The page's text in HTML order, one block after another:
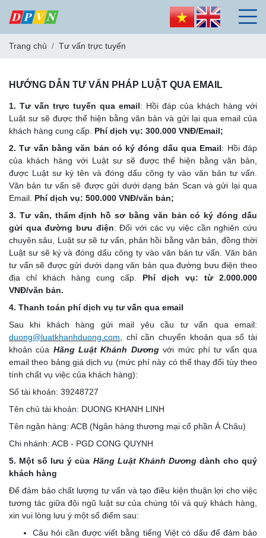
Trang chủ Tư vấn trực tuyến
HƯỚNG DẪN TƯ VẤN PHÁP LUẬT QUA EMAIL
1. Tư vấn trực tuyến qua email: Hồi đáp của khách hàng với
Luật sư sẽ được thể hiện bằng văn bản và gửi lại qua email của
khách hàng cung cấp. Phí dịch vụ: 300.000 VNĐ/Email;
2.Tư vấn bằng văn bản có ký đóng dấu qua Email: Hồi đáp
của khách hàng với Luật sư sẽ được thể hiện bằng văn bản,
được Luật sư ký tên và đóng dấu công ty vào văn bản tư vấn.
Văn bản tư vấn sẽ được gửi dưới dạng bản Scan và gửi lại qua
Email. Phí dịch vụ: 500.000 VNĐ/văn bản;
3. Tư vấn, thẩm định hồ sơ bằng văn bản có ký đóng dấu
gửi qua đường bưu điện: Đối với các vụ việc cần nghiên cứu
chuyên sâu, Luật sư sẽ tư vấn, phản hồi bằng văn bản, đồng thời
Luật sư sẽ ký và đóng dấu công ty vào văn bản tư vấn. Văn bản
tư vấn sẽ được gửi dưới dạng văn bản qua đường bưu điện theo
địa chỉ khách hàng cung cấp. Phí dịch vụ: từ 2.000.000
VNĐ/văn bản.
4. Thanh toán phí dịch vụ tư vấn qua email
Sau khi khách hàng gửi mail yêu cầu tư vấn qua email:
duong@luatkhanhduong.com , chỉ cần chuyển khoản qua số tài
khoản của Hãng Luật Khánh Dươngvới mức phí tư vấn qua
email theo bảng giá dịch vụ (mức phí này có thể thay đổi tùy theo
tính chất vụ việc của khách hàng):
Số tài khoản: 39248727
Tên chủ tài khoản: DUONG KHANH LINH
Tên ngân hàng: ACB (Ngân hàng thương mại cổ phần Á Châu)
Chi nhánh: ACB - PGD CONG QUYNH
5. Một số lưu ý của Hãng Luật Khánh Dươngdành cho quý
khách hàng
Để đảm bảo chất lượng tư vấn và tạo điều kiện thuận lợi cho việc
tương tác giữa đội ngũ luật sư của chúng tôi và quý khách hàng,
xin vui lòng lưu ý một số điểm sau:
Câu hỏi cần được viết bằng tiếng Việt có dấu để đảm bảo